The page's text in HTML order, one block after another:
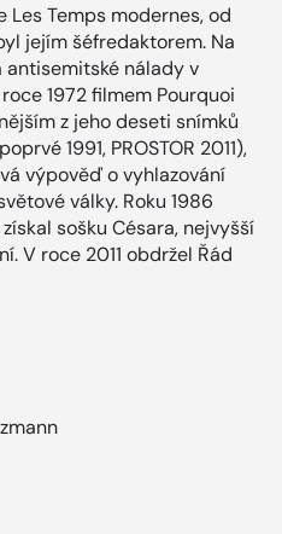
Temps modernes, od
jejím šéfredaktorem. Na
nálady v
1972 filmem Pourquoi
z jeho deseti snímků
1991, PROSTOR 2011),
výpověď o vyhlazování
války. Roku 1986
sošku Césara, nejvyšší
V roce 2011 obdržel Řád